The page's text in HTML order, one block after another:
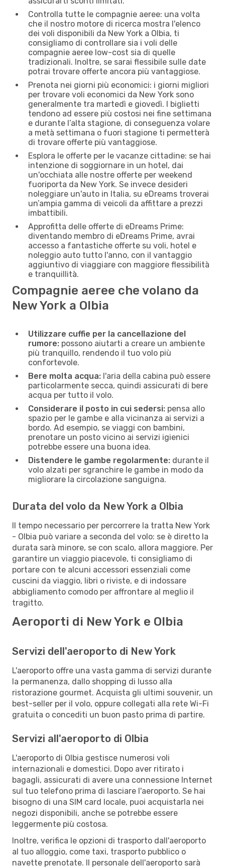
Controlla tutte le compagnie aeree: una volta
che il nostro motore di ricerca mostra l'elenco
dei voli disponibili da New York a Olbia, ti
consigliamo di controllare sia i voli delle
compagnie aeree low-cost sia di quelle
tradizionali. Inoltre, se sarai flessibile sulle date
potrai trovare offerte ancora più vantaggiose.
Prenota nei giorni più economici: i giorni migliori
per trovare voli economici da New York sono
generalmente tra martedì e giovedì. I biglietti
tendono ad essere più costosi nei fine settimana
e durante l’alta stagione, di conseguenza volare
a metà settimana o fuori stagione ti permetterà
di trovare offerte più vantaggiose.
Esplora le offerte per le vacanze cittadine: se hai
intenzione di soggiornare in un hotel, dai
un'occhiata alle nostre offerte per weekend
fuoriporta da New York. Se invece desideri
noleggiare un'auto in Italia, su eDreams troverai
un’ampia gamma di veicoli da affittare a prezzi
imbattibili.
Approfitta delle offerte di eDreams Prime:
diventando membro di eDreams Prime, avrai
accesso a fantastiche offerte su voli, hotel e
noleggio auto tutto l'anno, con il vantaggio
aggiuntivo di viaggiare con maggiore flessibilità
e tranquillità.
Compagnie aeree che volano da
New York a Olbia
Utilizzare cuffie per la cancellazione del
rumore: possono aiutarti a creare un ambiente
più tranquillo, rendendo il tuo volo più
confortevole.
Bere molta acqua: l'aria della cabina può essere
particolarmente secca, quindi assicurati di bere
acqua per tutto il volo.
Considerare il posto in cui sedersi: pensa allo
spazio per le gambe e alla vicinanza ai servizi a
bordo. Ad esempio, se viaggi con bambini,
prenotare un posto vicino ai servizi igienici
potrebbe essere una buona idea.
Distendere le gambe regolarmente: durante il
volo alzati per sgranchire le gambe in modo da
migliorare la circolazione sanguigna.
Durata del volo da New York a Olbia
Il tempo necessario per percorrere la tratta New York
- Olbia può variare a seconda del volo: se è diretto la
durata sarà minore, se con scalo, allora maggiore. Per
garantire un viaggio piacevole, ti consigliamo di
portare con te alcuni accessori essenziali come
cuscini da viaggio, libri o riviste, e di indossare
abbigliamento comodo per affrontare al meglio il
tragitto.
Aeroporti di New York e Olbia
Servizi dell'aeroporto di New York
L'aeroporto offre una vasta gamma di servizi durante
la permanenza, dallo shopping di lusso alla
ristorazione gourmet. Acquista gli ultimi souvenir, un
best-seller per il volo, oppure collegati alla rete Wi-Fi
gratuita o concediti un buon pasto prima di partire.
Servizi all'aeroporto di Olbia
L'aeroporto di Olbia gestisce numerosi voli
internazionali e domestici. Dopo aver ritirato i
bagagli, assicurati di avere una connessione Internet
sul tuo telefono prima di lasciare l'aeroporto. Se hai
bisogno di una SIM card locale, puoi acquistarla nei
negozi disponibili, anche se potrebbe essere
leggermente più costosa.
Inoltre, verifica le opzioni di trasporto dall'aeroporto
al tuo alloggio, come taxi, trasporto pubblico o
navette prenotate. Il personale dell'aeroporto sarà